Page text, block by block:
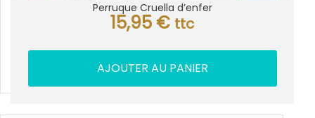
Perruque Cruella d’enfer
15,95 € ttc
AJOUTER AU PANIER